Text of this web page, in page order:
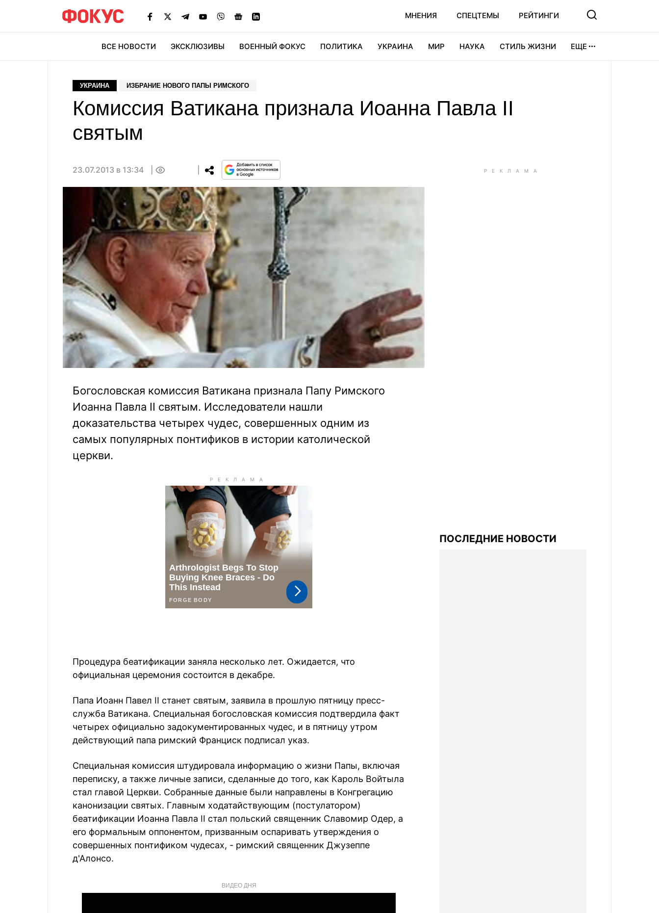
МНЕНИЯ СПЕЦТЕМЫ РЕЙТИНГИ
ВСЕ НОВОСТИ ЭКСКЛЮЗИВЫ ВОЕННЫЙ ФОКУС ПОЛИТИКА УКРАИНА МИР НАУКА СТИЛЬ ЖИЗНИ ЕЩЕ
УКРАИНА ИЗБРАНИЕ НОВОГО ПАПЫ РИМСКОГО
Комиссия Ватикана признала Иоанна Павла II
святым
23.07.2013 в 13:34
Богословская комиссия Ватикана признала Папу Римского
Иоанна Павла II святым. Исследователи нашли
доказательства четырех чудес, совершенных одним из
самых популярных понтификов в истории католической
церкви.
Процедура беатификации заняла несколько лет. Ожидается, что
официальная церемония состоится в декабре.
Папа Иоанн Павел II станет святым, заявила в прошлую пятницу пресс-
служба Ватикана. Специальная богословская комиссия подтвердила факт
четырех официально задокументированных чудес, и в пятницу утром
действующий папа римский Франциск подписал указ.
Специальная комиссия штудировала информацию о жизни Папы, включая
переписку, а также личные записи, сделанные до того, как Кароль Войтыла
стал главой Церкви. Собранные данные были направлены в Конгрегацию
канонизации святых. Главным ходатайствующим (постулатором)
беатификации Иоанна Павла II стал польский священник Славомир Одер, а
его формальным оппонентом, призванным оспаривать утверждения о
совершенных понтификом чудесах, - римский священник Джузеппе
д'Алонсо.
ВИДЕО ДНЯ
ПОСЛЕДНИЕ НОВОСТИ